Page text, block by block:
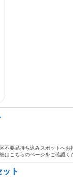
品持ち込みスポットへお
こちらのページをご確認く
ト